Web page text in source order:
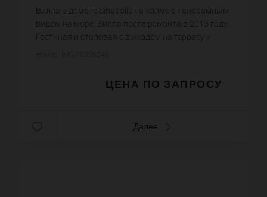
Вилла в домене Sinapolis на холме с панорамным
видом на море. Вилла после ремонта в 2013 году.
Гостиная и столовая с выходом на террасу и
ЦЕНА ПО ЗАПРОСУ
Далее